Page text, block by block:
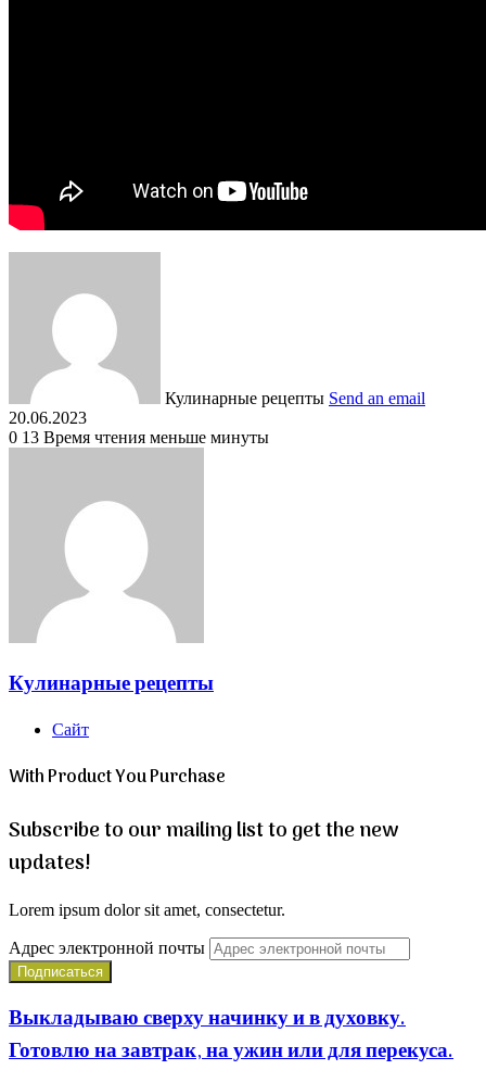
Кулинарные рецепты Send an email
20.06.2023
0 13 Время чтения меньше минуты
Кулинарные рецепты
Сайт
With Product You Purchase
Subscribe to our mailing list to get the new
updates!
Lorem ipsum dolor sit amet, consectetur.
Адрес электронной почты
Выкладываю сверху начинку и в духовку.
Готовлю на завтрак, на ужин или для перекуса.